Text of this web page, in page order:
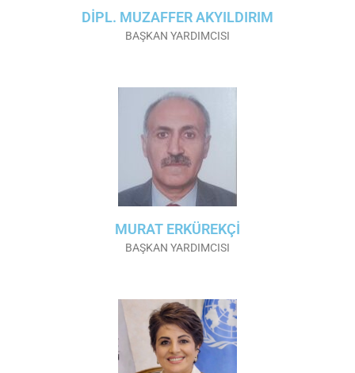
DİPL. MUZAFFER AKYILDIRIM
BAŞKAN YARDIMCISI
MURAT ERKÜREKÇİ
BAŞKAN YARDIMCISI